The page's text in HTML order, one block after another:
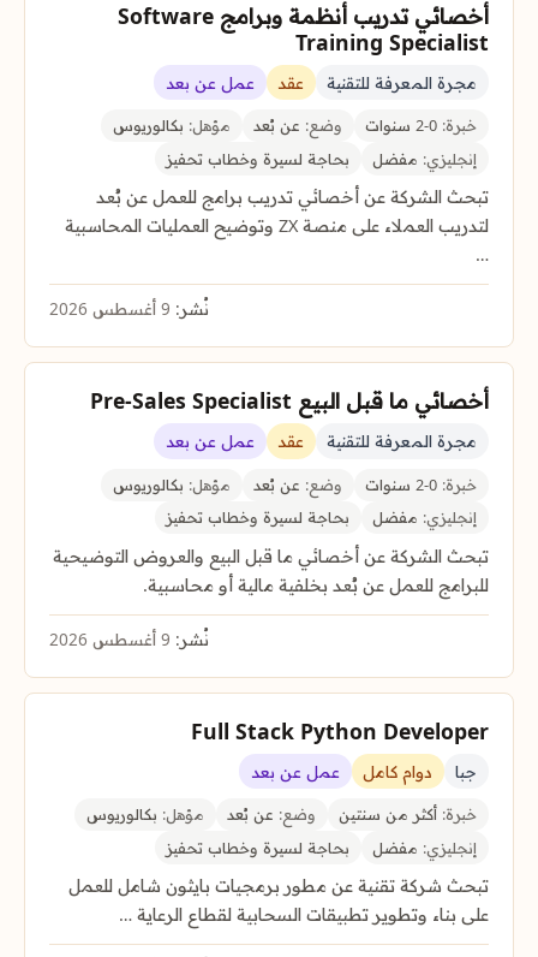
أخصائي تدريب أنظمة وبرامج Software
Training Specialist
مجرة المعرفة للتقنية عقد عمل عن بعد
خبرة: وضع: عن بُعد مؤهل: بكالوريوس
إنجليزي: مفضل بحاجة لسيرة وخطاب تحفيز
تبحث الشركة عن أخصائي تدريب برامج للعمل عن بُعد
لتدريب العملاء على منصة ZX وتوضيح العمليات المحاسبية
…
نُشر:
أخصائي ما قبل البيع Pre-Sales Specialist
مجرة المعرفة للتقنية عقد عمل عن بعد
خبرة: وضع: عن بُعد مؤهل: بكالوريوس
إنجليزي: مفضل بحاجة لسيرة وخطاب تحفيز
تبحث الشركة عن أخصائي ما قبل البيع والعروض التوضيحية
للبرامج للعمل عن بُعد بخلفية مالية أو محاسبية.
نُشر:
Full Stack Python Developer
جبا دوام كامل عمل عن بعد
خبرة: أكثر من سنتين وضع: عن بُعد مؤهل: بكالوريوس
إنجليزي: مفضل بحاجة لسيرة وخطاب تحفيز
تبحث شركة تقنية عن مطور برمجيات بايثون شامل للعمل
على بناء وتطوير تطبيقات السحابية لقطاع الرعاية …